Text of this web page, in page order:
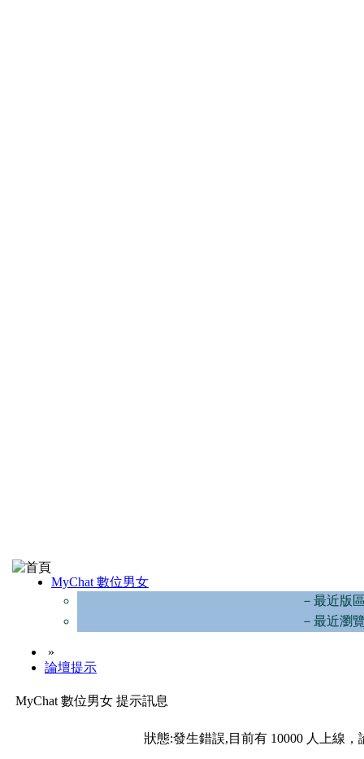
MyChat 數位男女
－最近版
－最近瀏
»
論壇提示
MyChat 數位男女 提示訊息
狀態:發生錯誤,目前有 10000 人上線